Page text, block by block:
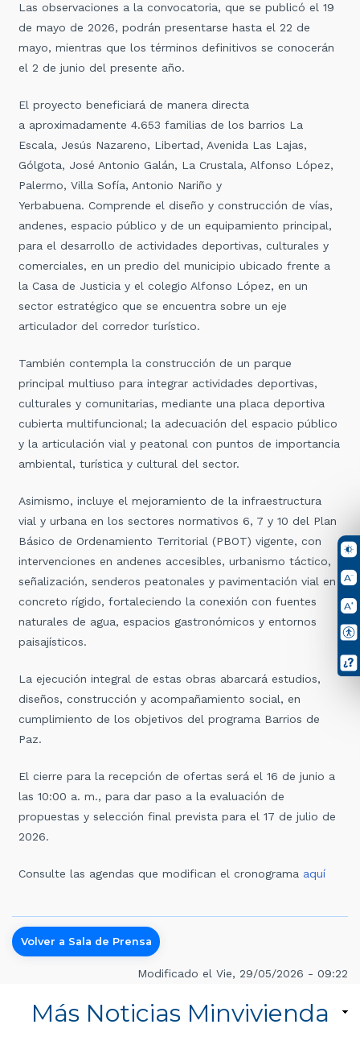
Las observaciones a la convocatoria, que se publicó el 19
de mayo de 2026, podrán presentarse hasta el 22 de
mayo, mientras que los términos definitivos se conocerán
el 2 de junio del presente año.
El proyecto beneficiará de manera directa
a aproximadamente 4.653 familias de los barrios La
Escala, Jesús Nazareno, Libertad, Avenida Las Lajas,
Gólgota, José Antonio Galán, La Crustala, Alfonso López,
Palermo, Villa Sofía, Antonio Nariño y
Yerbabuena. Comprende el diseño y construcción de vías,
andenes, espacio público y de un equipamiento principal,
para el desarrollo de actividades deportivas, culturales y
comerciales, en un predio del municipio ubicado frente a
la Casa de Justicia y el colegio Alfonso López, en un
sector estratégico que se encuentra sobre un eje
articulador del corredor turístico.
También contempla la construcción de un parque
principal multiuso para integrar actividades deportivas,
culturales y comunitarias, mediante una placa deportiva
cubierta multifuncional; la adecuación del espacio público
y la articulación vial y peatonal con puntos de importancia
ambiental, turística y cultural del sector.
Asimismo, incluye el mejoramiento de la infraestructura
vial y urbana en los sectores normativos 6, 7 y 10 del Plan
Básico de Ordenamiento Territorial (PBOT) vigente, con
intervenciones en andenes accesibles, urbanismo táctico,
señalización, senderos peatonales y pavimentación vial en
concreto rígido, fortaleciendo la conexión con fuentes
naturales de agua, espacios gastronómicos y entornos
paisajísticos.
La ejecución integral de estas obras abarcará estudios,
diseños, construcción y acompañamiento social, en
cumplimiento de los objetivos del programa Barrios de
Paz.
El cierre para la recepción de ofertas será el 16 de junio a
las 10:00 a. m., para dar paso a la evaluación de
propuestas y selección final prevista para el 17 de julio de
2026.
Consulte las agendas que modifican el cronograma aquí
Volver a Sala de Prensa
Modificado el Vie, 29/05/2026 - 09:22
Más Noticias Minvivienda